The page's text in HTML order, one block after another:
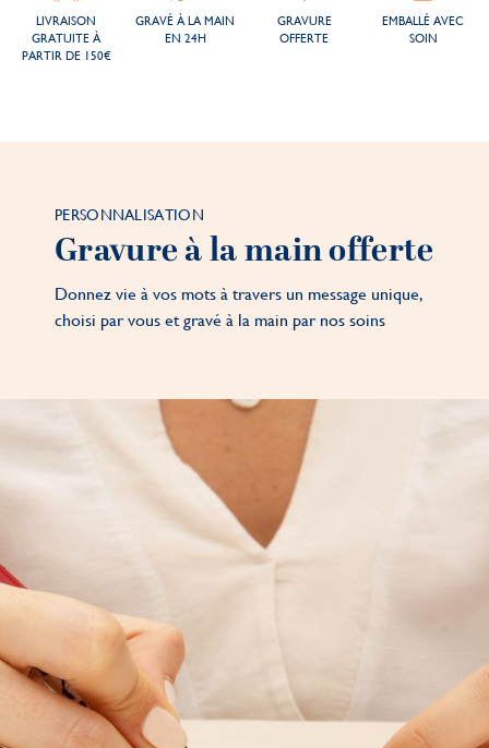
LIVRAISON
GRATUITE À
PARTIR DE 150€
GRAVÉ À LA MAIN
EN 24H
GRAVURE
OFFERTE
EMBALLÉ AVEC
SOIN
PERSONNALISATION
Gravure à la main offerte
Donnez vie à vos mots à travers un message unique,
choisi par vous et gravé à la main par nos soins